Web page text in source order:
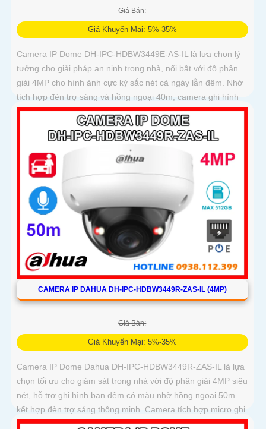
Giá Bán:
Giá Khuyến Mại: 5%-35%
Camera IP Dome DH-IPC-HDBW3449E-AS-IL là lựa chọn lý
tưởng cho giải pháp an ninh trong nhà, nổi bật với độ phân
giải 4MP cho hình ảnh cực kỳ sắc nét cả ngày lẫn đêm. Nhờ
tích hợp đèn trợ sáng và hồng ngoại 40m, camera ghi hình
màu trong điều kiện ánh sáng yếu, đồng thời trang bị micro
thu âm nguồn POE, khe cắm thẻ nhớ đến 512GB và công
nghệ AI nhận diện chính xác người và phương tiện
CAMERA IP DAHUA DH-IPC-HDBW3449R-ZAS-IL (4MP)
Giá Bán:
Giá Khuyến Mại: 5%-35%
Camera IP Dome Dahua DH-IPC-HDBW3449R-ZAS-IL là lựa
chọn tối ưu cho giám sát trong nhà với độ phân giải 4MP siêu
nét, hỗ trợ ghi hình ban đêm có màu nhờ hồng ngoại 50m
kết hợp đèn trợ sáng thông minh. Camera tích hợp micro ghi
âm, khe cắm thẻ nhớ lên đến 512GB, phát hiện chính xác